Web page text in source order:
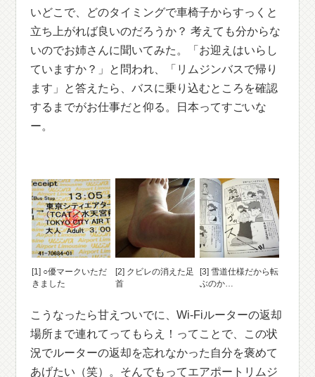
いどこで、どのタイミングで車椅子からすっくと
立ち上がれば良いのだろうか？ 考えても分からな
いのでお姉さんに聞いてみた。「お迎えはいらし
ていますか？」と問われ、「リムジンバスで帰り
ます」と答えたら、バスに乗り込むところを確認
するまでがお仕事だと仰る。日本ってすごいな
ー。
[1] ○優マークいただ
きました
[2] クビレの消えた足
首
[3] 雪道仕様だから転
ぶのか…
こうなったら甘えついでに、Wi-Fiルーターの返却
場所まで連れてってもらえ！ってことで、この状
況でルーターの返却を忘れなかった自分を褒めて
あげたい（笑）。そんでもってエアポートリムジ